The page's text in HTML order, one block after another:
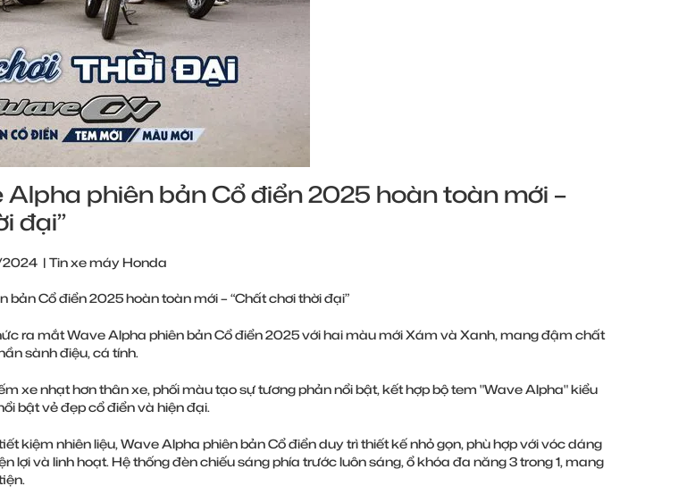
phiên bản Cổ điển 2025 hoàn toàn mới –
đại”
2024 | Tin xe máy Honda
bản Cổ điển 2025 hoàn toàn mới – “Chất chơi thời đại”
ra mắt Wave Alpha phiên bản Cổ điển 2025 với hai màu mới Xám và Xanh, mang đậm chất
sành điệu, cá tính.
xe nhạt hơn thân xe, phối màu tạo sự tương phản nổi bật, kết hợp bộ tem "Wave Alpha" kiểu
bật vẻ đẹp cổ điển và hiện đại.
kiệm nhiên liệu, Wave Alpha phiên bản Cổ điển duy trì thiết kế nhỏ gọn, phù hợp với vóc dáng
lợi và linh hoạt. Hệ thống đèn chiếu sáng phía trước luôn sáng, ổ khóa đa năng 3 trong 1, mang